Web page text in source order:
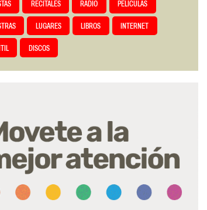
RECITALES RADIO PELÍCULAS
LUGARES LIBROS INTERNET
DISCOS